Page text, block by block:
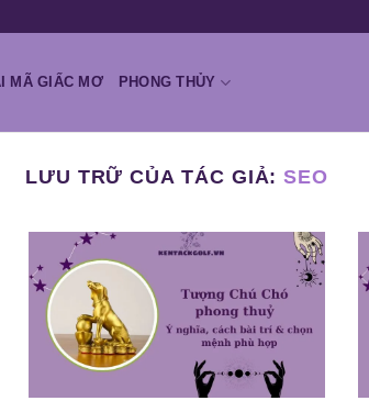
MÃ GIẤC MƠ PHONG THỦY
LƯU TRỮ CỦA TÁC GIẢ:SEO